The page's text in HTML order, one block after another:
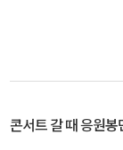
콘서트 갈 때 응원